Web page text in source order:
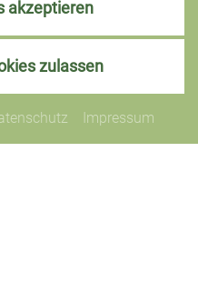
akzeptieren
zulassen
Impressum
MEHR
ERFAHREN